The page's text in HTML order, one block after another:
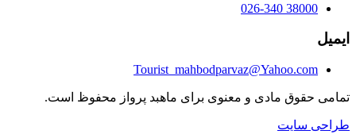
38000 026-340
ایمیل
Tourist_mahbodparvaz@Yahoo.com
تمامی حقوق مادی و معنوی برای ماهبد پرواز محفوظ است.
طراحی سایت